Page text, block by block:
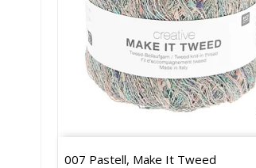
007 Pastell, Make It Tweed